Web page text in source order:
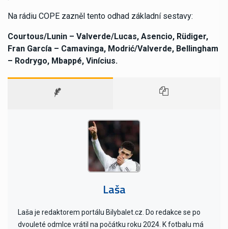
Na rádiu COPE zazněl tento odhad základní sestavy:
Courtous/Lunin – Valverde/Lucas, Asencio, Rüdiger,
Fran García – Camavinga, Modrić/Valverde, Bellingham
– Rodrygo, Mbappé, Vinícius.
Laša
Laša je redaktorem portálu Bilybalet.cz. Do redakce se po
dvouleté odmlce vrátil na počátku roku 2024. K fotbalu má